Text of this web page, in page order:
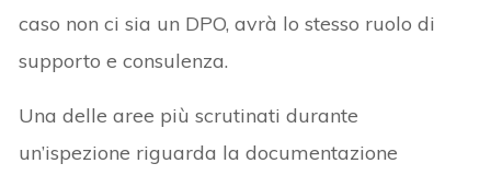
caso non ci sia un DPO, avrà lo stesso ruolo di
supporto e consulenza.
Una delle aree più scrutinati durante
un’ispezione riguarda la documentazione